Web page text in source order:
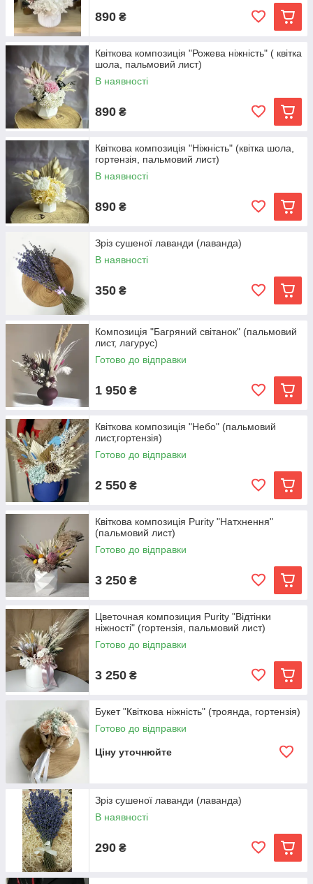
890 ₴
Квіткова композиція "Рожева ніжність" ( квітка
шола, пальмовий лист)
В наявності
890 ₴
Квіткова композиція "Ніжність" (квітка шола,
гортензія, пальмовий лист)
В наявності
890 ₴
Зріз сушеної лаванди (лаванда)
В наявності
350 ₴
Композиція "Багряний світанок" (пальмовий
лист, лагурус)
Готово до відправки
1 950 ₴
Квіткова композиція "Небо" (пальмовий
лист,гортензія)
Готово до відправки
2 550 ₴
Квіткова композиція Purity "Натхнення"
(пальмовий лист)
Готово до відправки
3 250 ₴
Цветочная композиция Purity "Відтінки
ніжності" (гортензія, пальмовий лист)
Готово до відправки
3 250 ₴
Букет "Квіткова ніжність" (троянда, гортензія)
Готово до відправки
Ціну уточнюйте
Зріз сушеної лаванди (лаванда)
В наявності
290 ₴